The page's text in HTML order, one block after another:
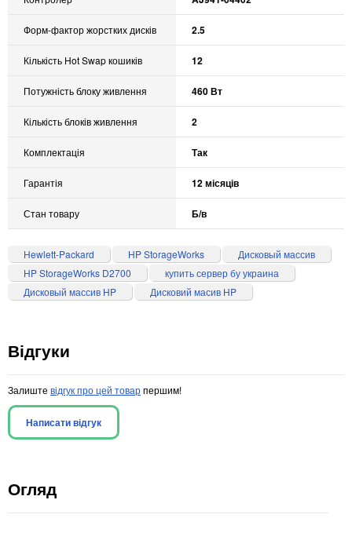
Форм-фактор жорстких дисків 2.5
Кількість Hot Swap кошиків 12
Потужність блоку живлення 460 Вт
Кількість блоків живлення 2
Комплектація Так
Гарантія 12 місяців
Стан товару Б/в
Hewlett-Packard HP StorageWorks
Дисковый массив
HP StorageWorks D2700
купить сервер бу украина
Дисковый массив HP
Дисковий масив HP
Відгуки
Залиште відгук про цей товарпершим!
Написати відгук
Огляд